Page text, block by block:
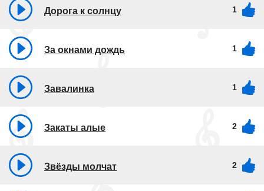
Дорога к солнцу 1
За окнами дождь 1
Завалинка 1
Закаты алые 2
Звёзды молчат 2